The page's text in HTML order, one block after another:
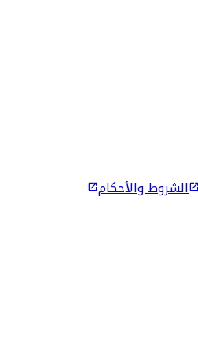
الشروط والأحكام